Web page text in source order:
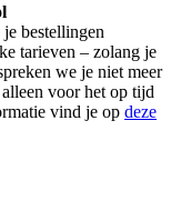
bestellingen
tarieven – zolang je
we je niet meer
voor het op tijd
vind je op deze